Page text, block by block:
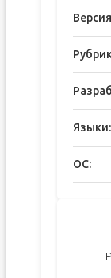
Языки:
ОС: